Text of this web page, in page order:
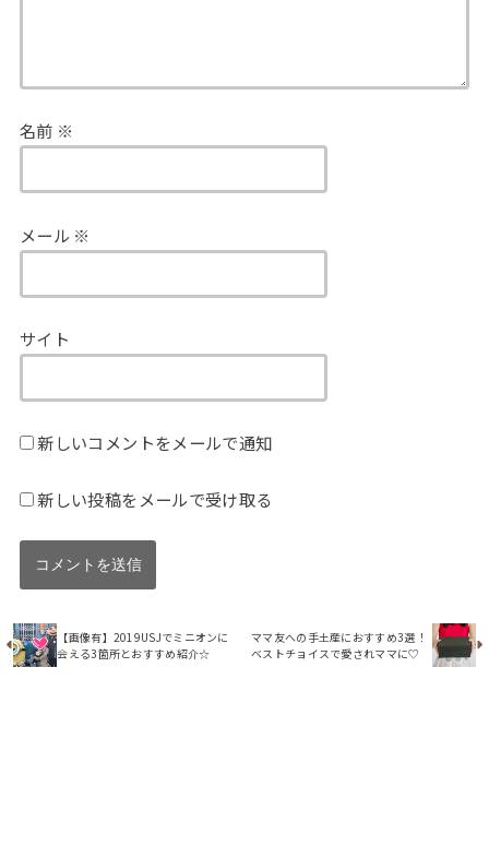
名前 ※
メール ※
サイト
新しいコメントをメールで通知
新しい投稿をメールで受け取る
【画像有】2019USJでミニオンに
会える3箇所とおすすめ紹介☆
ママ友への手土産におすすめ3選！
ベストチョイスで愛されママに♡